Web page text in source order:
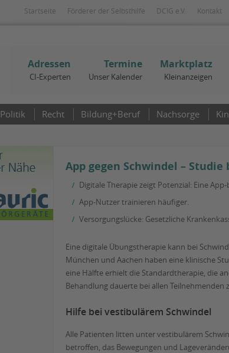
Startseite Förderer der Selbsthilfe DCIG e.V. Kontakt
Adressen
CI-Experten
Termine
Unser Kalender
Marktplatz
Kleinanzeigen
Politik Recht Bildung+Beruf Nachsorge
App gegen Schwindel –
Digitale Therapie zeigt Potenzial: Eine
App-Nutzer trainieren häufiger.
Versorgungslücke: Gesetzliche
Eine digitale Übungstherapie kann bei
München und Aachen haben eine klinische
eine Hälfte erhielt die Standardtherapie, die
Behandlung dauerte bei allen Teilnehmenden
Hilfe bei vestibulärem Schwindel
Alle Patienten litten unter vestibulärem
betroffen, das Bewegungen und